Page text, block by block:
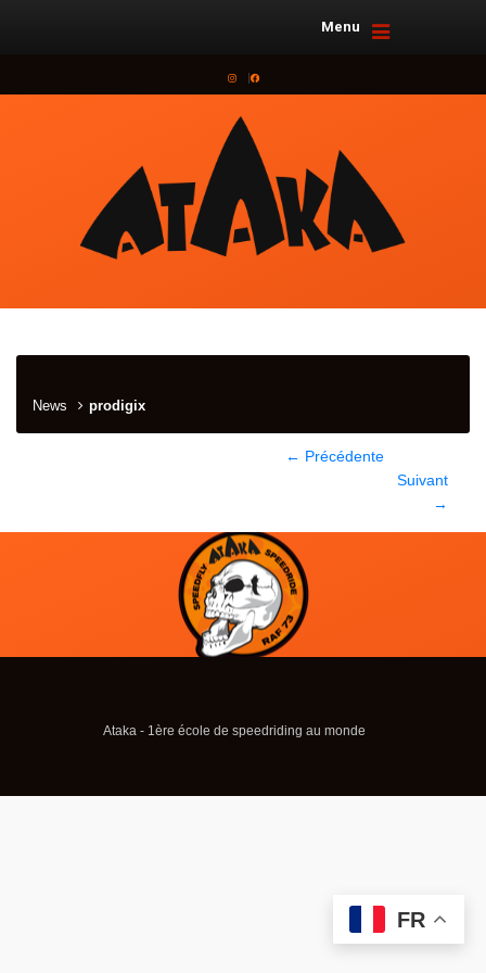
Menu
Instagram
Facebook
News prodigix
← Précédente
Suivant
→
Ataka - 1ère école de speedriding au monde
FR